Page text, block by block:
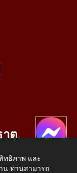
ตุ
ทธิภาพ และ
น ท่านสามารถ